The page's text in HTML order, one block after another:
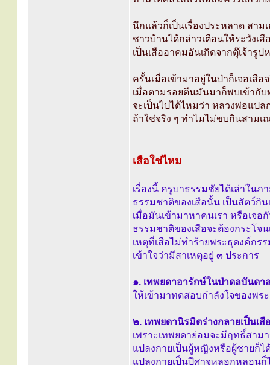
นึกแล้วก็เป็นเรื่องประหลาด สา
ชาวบ้านได้กล่าวเตือนให้ระวังเ
เป็นเสืออาคมอันเกิดจากตุ๊เจ้ารู
ครั้นเมื่อเข้ามาอยู่ในป่าก็เจอเสื
เมื่อตามรอยตีนมันมาก็พบเข้ากั
จะเป็นไปได้ไหมว่า หลวงพ่อแปล
ถ้าใช่จริง ๆ ทำไมไม่ขบกินสามเ
เสือใช่ไหม
เรื่องนี้ ครูบาธรรมชัยได้เล่าในภ
ธรรมชาติของเสือนั้น เป็นสัตว์กิน
เมื่อมันเข้ามาหาคนเรา หรือเจอ
ธรรมชาติของเสือจะต้องกระโจ
เหตุที่เสือไม่ทำร้ายพระธุดงค์กร
เข้าใจว่ามีสาเหตุอยู่ ๓ ประการ
๑. เทพยดาอารักษ์ในป่าดลบันดา
ให้เข้ามาทดสอบกำลังใจของพร
๒. เทพยดานิรมิตร่างกลายเป็นเ
เพราะเทพยดาย่อมจะมีฤทธิ์สาม
แปลงกายเป็นผู้หญิงหรือผู้ชายก็ไ
แปลงกายเป็นปีศาจหลอกหลอนก็